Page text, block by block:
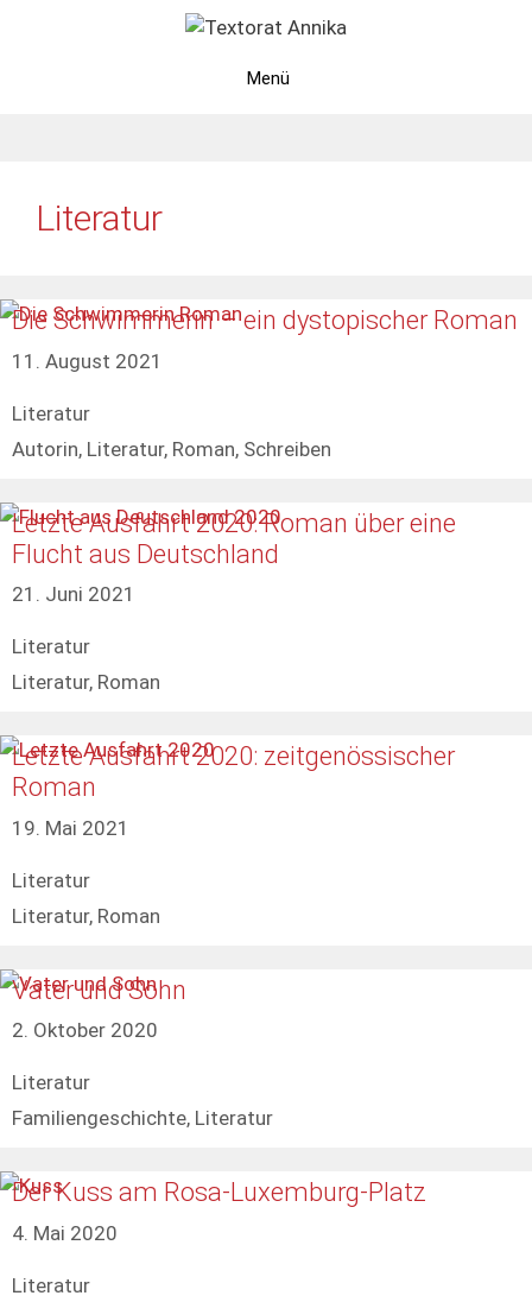
Menü
Literatur
Die Schwimmerin – ein dystopischer Roman
11. August 2021
Kategorien
Literatur
Schlagwörter
Autorin, Literatur, Roman, Schreiben
Letzte Ausfahrt 2020: Roman über eine
Flucht aus Deutschland
21. Juni 2021
Kategorien
Literatur
Schlagwörter
Literatur, Roman
Letzte Ausfahrt 2020: zeitgenössischer
Roman
19. Mai 2021
Kategorien
Literatur
Schlagwörter
Literatur, Roman
Vater und Sohn
2. Oktober 2020
Kategorien
Literatur
Schlagwörter
Familiengeschichte, Literatur
Der Kuss am Rosa-Luxemburg-Platz
4. Mai 2020
Kategorien
Literatur